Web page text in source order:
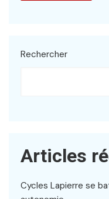
Rechercher
Articles
Cycles Lapierre se